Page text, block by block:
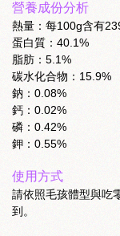
營養成份分析
熱量：每100g含有
蛋白質：40.1%
脂肪：5.1%
碳水化合物：15.9%
鈉：0.08%
鈣：0.02%
磷：0.42%
鉀：0.55%
使用方式
請依照毛孩體型與吃
到。